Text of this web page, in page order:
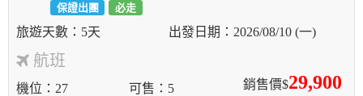
保證出團 必走
5天 2026/08/10 (一)
航班
銷售價$29,900
機位 27 可售 5